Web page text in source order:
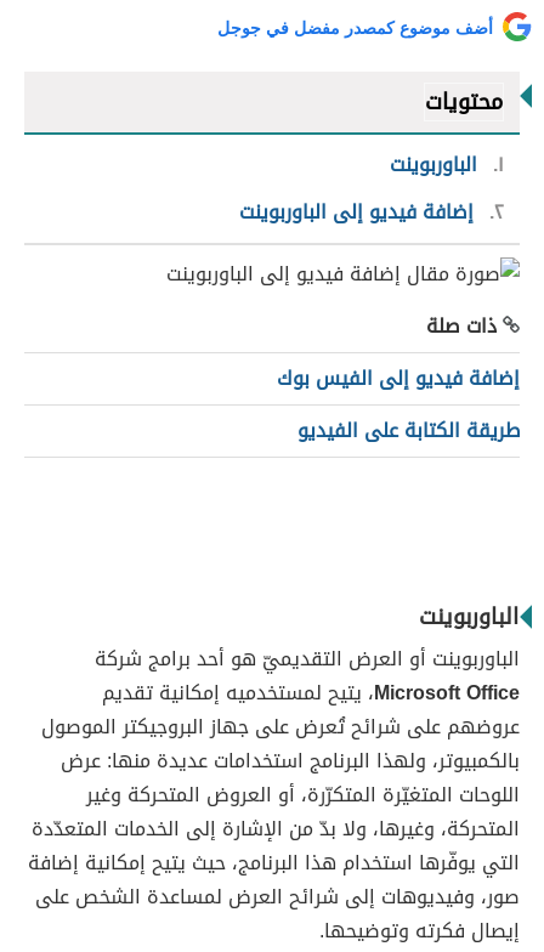
أضف موضوع كمصدر مفضل في جوجل
محتويات
١
الباوربوينت
٢ إضافة فيديو إلى الباوربوينت
ذات صلة
إضافة فيديو إلى الفيس بوك
طريقة الكتابة على الفيديو
الباوربوينت
الباوربوينت أو العرض التقديميّ هو أحد برامج شركة
Microsoft Office، يتيح لمستخدميه إمكانية تقديم
عروضهم على شرائح تُعرض على جهاز البروجيكتر الموصول
بالكمبيوتر، ولهذا البرنامج استخدامات عديدة منها: عرض
اللوحات المتغيّرة المتكرّرة، أو العروض المتحركة وغير
المتحركة، وغيرها، ولا بدّ من الإشارة إلى الخدمات المتعدّدة
التي يوفّرها استخدام هذا البرنامج، حيث يتيح إمكانية إضافة
صور، وفيديوهات إلى شرائح العرض لمساعدة الشخص على
إيصال فكرته وتوضيحها.